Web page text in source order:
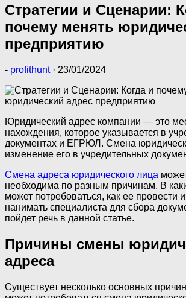
Стратегии и Сценарии:
почему менять
предприятию
- profithunt · 23/01/2024
Юридический адрес компании — это
нахождения, которое указывается в
документах и ЕГРЮЛ. Смена
изменение его в учредительных
Смена адреса юридического лица
необходима по разным причинам. В
может потребоваться, как ее провести
нанимать специалиста для сбора
пойдет речь в данной статье.
Причины смены
адреса
Существует несколько основных